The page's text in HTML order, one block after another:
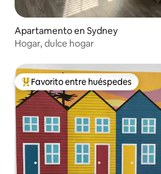
Apartamento en Sydney
Hogar, dulce hogar
Favorito entre huéspedes preferido
Favorito entre huéspedes